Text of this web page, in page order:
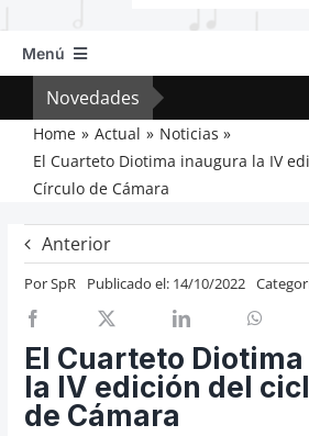
Menú
Inicio
Actual
Artículos
Previos de ópera
Entrevistas
Recomendación
Cosas de Beckmesser
Nosotros y privacidad
Buscar:
Novedades
Home Actual
Noticias
El Cuarteto Diotima inaugura la IV
Círculo de Cámara
Anterior
PorSpR Publicado el: 14/10/2022
El Cuarteto
la IV edición del
de Cámara